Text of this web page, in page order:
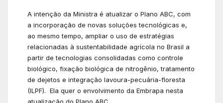
A intenção da Ministra é atualizar o Plano ABC, com
a incorporação de novas soluções tecnológicas e,
ao mesmo tempo, ampliar o uso de estratégias
relacionadas à sustentabilidade agrícola no Brasil a
partir de tecnologias consolidadas como controle
biológico, fixação biológica de nitrogênio, tratamento
de dejetos e integração lavoura-pecuária-floresta
(ILPF). Ela quer o envolvimento da Embrapa nesta
atualização do Plano ABC.